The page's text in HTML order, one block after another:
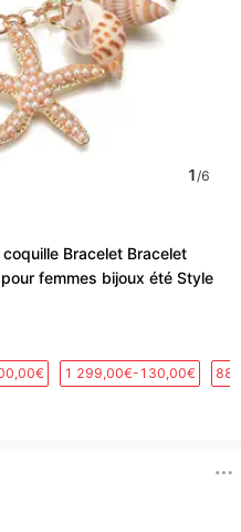
1/6
Bracelet Bracelet
femmes bijoux été Style
1 299,00€-130,00€